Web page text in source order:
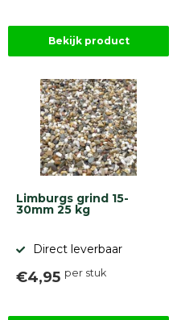
Bekijk product
Limburgs grind 15-
30mm 25 kg
Direct leverbaar
€4,95 per stuk